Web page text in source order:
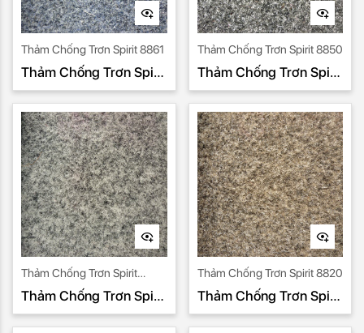
Thảm Chống Trơn Spirit 8861
Thảm Chống Trơn Spirit
8861
Thảm Chống Trơn Spirit 8850
Thảm Chống Trơn Spirit
8850
Thảm Chống Trơn Spirit
8840
Thảm Chống Trơn Spirit
8840
Thảm Chống Trơn Spirit 8820
Thảm Chống Trơn Spirit
8820